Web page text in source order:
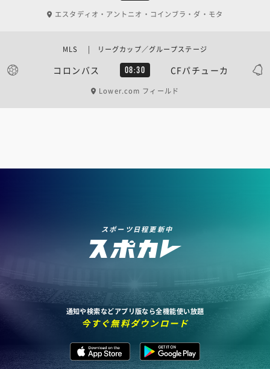
エスタディオ・アントニオ・コインブラ・ダ・モタ
コロンバス 08:30 CFパチューカ
MLS | リーグカップ／グループステージ
Lower.com フィールド
スポーツ日程更新中
通知や検索などアプリ版なら全機能使い放題
今すぐ無料ダウンロード